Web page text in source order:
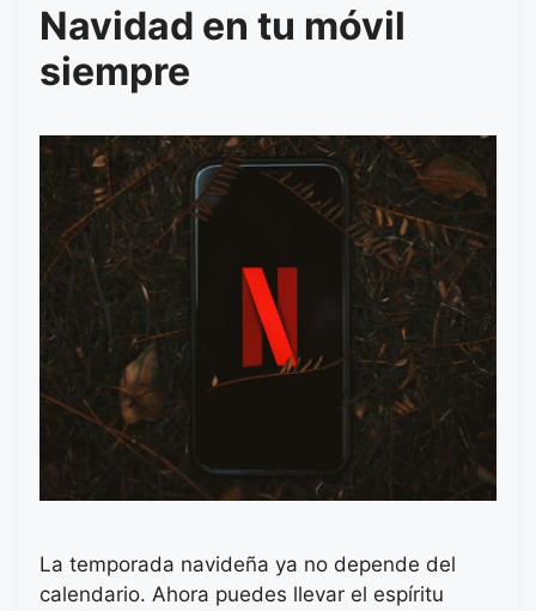
Navidad en tu móvil
siempre
La temporada navideña ya no depende del
calendario. Ahora puedes llevar el espíritu